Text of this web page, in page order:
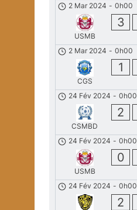
2 Mar 2024 - 0h00
USMB
3
2 Mar 2024 - 0h00
CGS
1
24 Fév 2024 - 0h00
CSMBD
2
24 Fév 2024 - 0h00
USMB
0
24 Fév 2024 - 0h00
2